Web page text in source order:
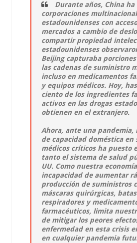
Durante años, China
corporaciones
estadounidenses con
mercados a cambio de
compartir propiedad
estadounidenses
Beijing capturaba
las cadenas de suministro
incluso en medicamentos
y equipos médicos. Hoy,
ciento de los ingredientes
activos en las drogas
obtienen en el extranjero.
Ahora, ante una pandemia,
de capacidad doméstica en
médicos críticos ha puesto
tanto el sistema de salud
UU. Como nuestra
incapacidad de aumentar
producción de suministros
máscaras quirúrgicas,
respiradores y
farmacéuticos, limita
de mitigar los peores
enfermedad en esta crisis
en cualquier pandemia